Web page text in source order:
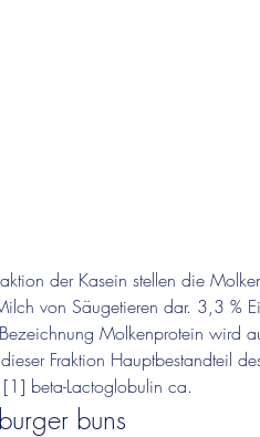
von Säugetieren dar. 3,3 %
Molkenprotein wird
Fraktion Hauptbestandteil
beta-Lactoglobulin ca.
buns